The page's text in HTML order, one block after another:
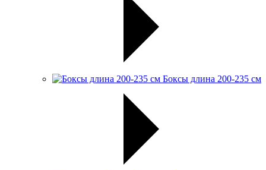
Боксы длина 200-235 см